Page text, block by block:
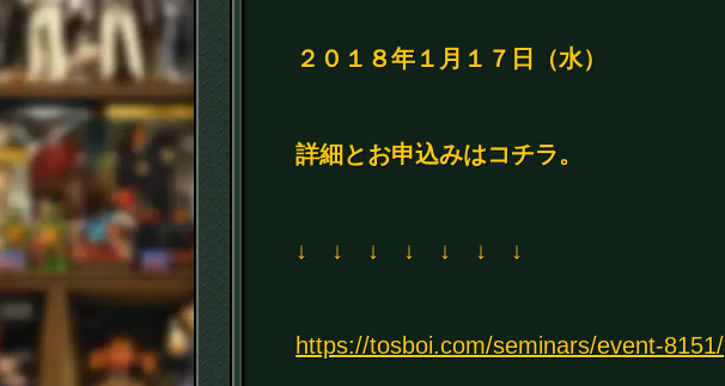
２０１８年１月１７日（水）
詳細とお申込みはコチラ。
↓ ↓ ↓ ↓ ↓ ↓ ↓
https://tosboi.com/seminars/event-8151/